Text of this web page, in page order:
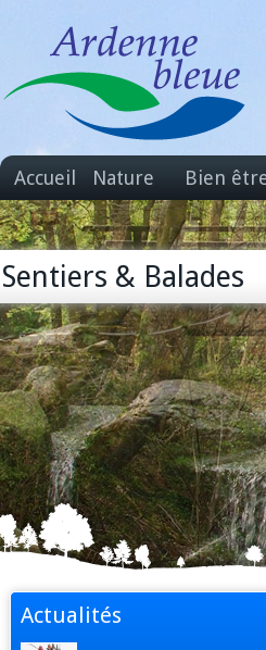
Accueil Nature Bien
Sentiers & Balades
Actualités